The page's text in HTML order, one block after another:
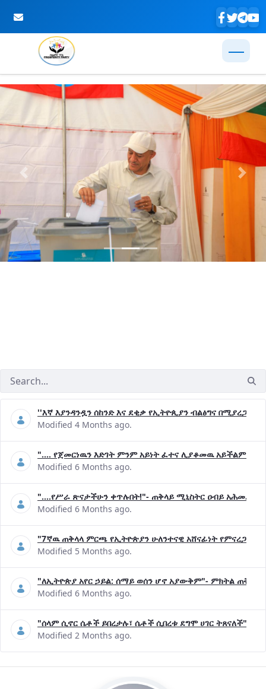
Skip to Main Content
Previous Next
''እኛ እያንዳንዷን ሰከንድ እና ደቂቃ የኢትዮጲያን ብልፅግና
Modified 4 Months ago.
".... የጀመርነዉን እድገት ምንም አይነት ፈተና ሊያቆመዉ አይችልም"-
Modified 6 Months ago.
"....የሥራ ጽናታችሁን ቀጥሉበት!"- ጠቅላይ ሚኒስትር ዐብይ አሕመድ (ዶ/
Modified 6 Months ago.
"7ኛዉ ጠቅላላ ምርጫ የኢትዮጵያን ሁለንተናዊ አሸናፊነት
Modified 5 Months ago.
"ለኢትዮጵያ አየር ኃይል: ሰማይ ወሰን ሆኖ አያውቅም"- ምክትል ጠቅላይ
Modified 6 Months ago.
"ሰላም ሲኖር ሴቶች ይበረታሉ፣ ሴቶች ሲበረቱ ደግሞ ሀገር ትጸናለች"-
Modified 2 Months ago.